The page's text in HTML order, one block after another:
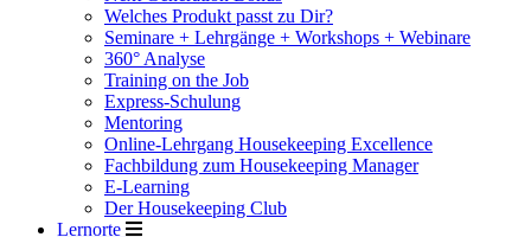
Welches Produkt passt zu Dir?
Seminare + Lehrgänge + Workshops + Webinare
360° Analyse
Training on the Job
Express-Schulung
Mentoring
Online-Lehrgang Housekeeping Excellence
Fachbildung zum Housekeeping Manager
E-Learning
Der Housekeeping Club
Lernorte